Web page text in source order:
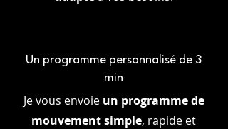
Un programme personnalisé de 3
min
Je vous envoie un programme de
mouvement simple, rapide et